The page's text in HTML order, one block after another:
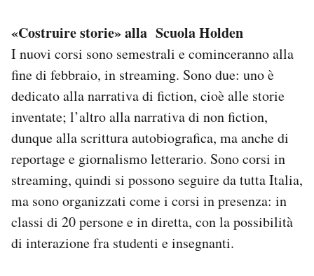
«Costruire storie» alla Scuola Holden
I nuovi corsi sono semestrali e cominceranno alla
fine di febbraio, in streaming. Sono due: uno è
dedicato alla narrativa di fiction, cioè alle storie
inventate; l’altro alla narrativa di non fiction,
dunque alla scrittura autobiografica, ma anche di
reportage e giornalismo letterario. Sono corsi in
streaming, quindi si possono seguire da tutta Italia,
ma sono organizzati come i corsi in presenza: in
classi di 20 persone e in diretta, con la possibilità
di interazione fra studenti e insegnanti.